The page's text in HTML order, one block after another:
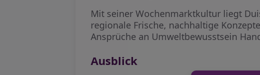
Mit seiner Wochenmarktkultur liegt
regionale Frische, nachhaltige
Ansprüche an Umweltbewusstsein
Ausblick